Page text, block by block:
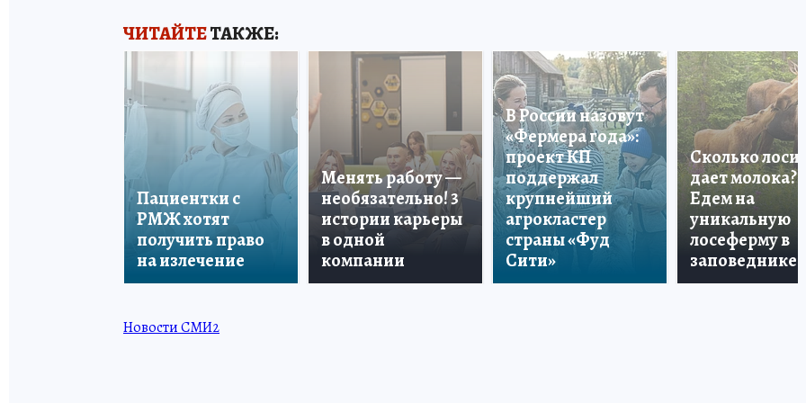
ЧИТАЙТЕТАКЖЕ:
Пациентки с
РМЖ хотят
получить право
на излечение
Менять работу —
необязательно! 3
истории карьеры
в одной
компании
В России назовут
«Фермера года»:
проект КП
поддержал
крупнейший
агрокластер
страны «Фуд
Сити»
Сколько лосиха
дает молока?
Едем на
уникальную
лосеферму в
заповеднике!
Новости СМИ2